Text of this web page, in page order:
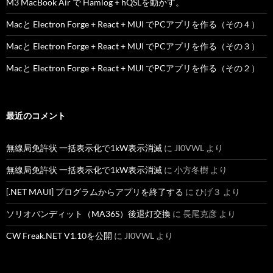
Macと Electron Forge + React + MUI でPCアプリを作る（その４）
Macと Electron Forge + React + MUI でPCアプリを作る（その３）
Macと Electron Forge + React + MUI でPCアプリを作る（その２）
最近のコメント
無線局免許状 一括表示化で1kW表示消滅 に JI0VWL より
無線局免許状 一括表示化で1kW表示消滅 に 小方冬樹 より
[.NET MAUI] プログラムからアプリを終了する に ひげ３ より
ソリオバンディット（MA36S）後退灯交換 に 長尾克彦 より
CW Freak.NET V1.10を公開 に JI0VWL より